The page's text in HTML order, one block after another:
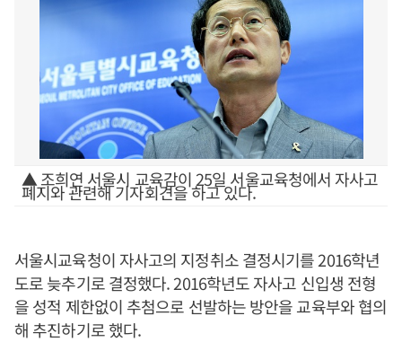
▲ 조희연 서울시 교육감이 25일 서울교육청에서 자사고
폐지와 관련해 기자회견을 하고 있다.
서울시교육청이 자사고의 지정취소 결정시기를 2016학년
도로 늦추기로 결정했다. 2016학년도 자사고 신입생 전형
을 성적 제한없이 추첨으로 선발하는 방안을 교육부와 협의
해 추진하기로 했다.